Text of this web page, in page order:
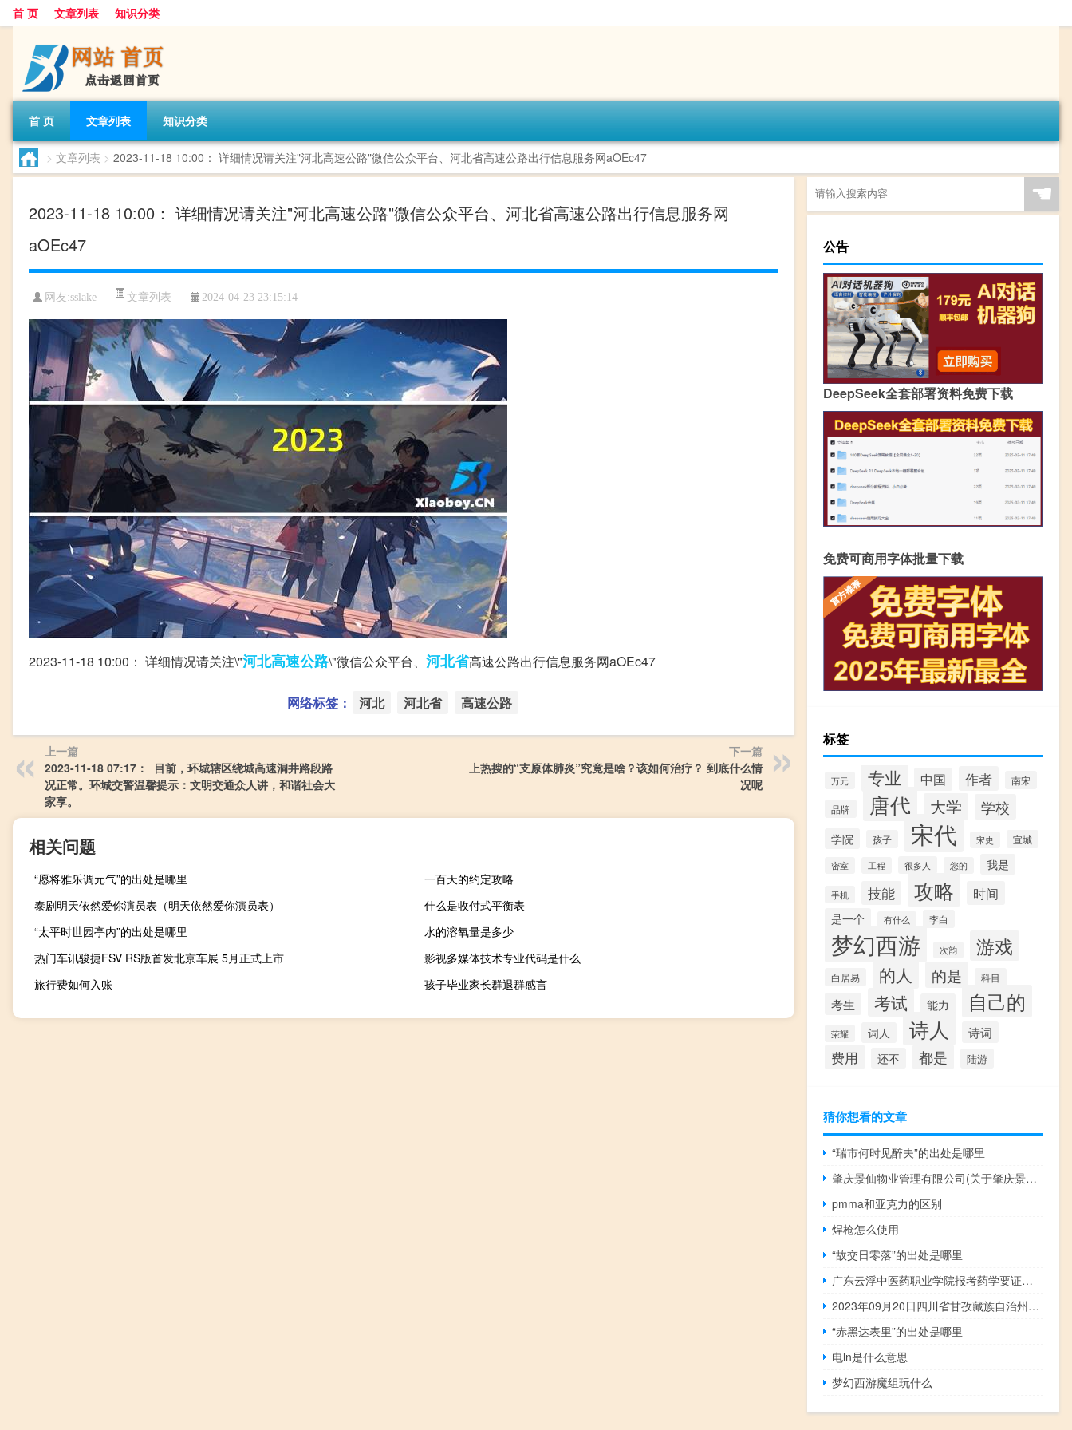
首 页 文章列表 知识分类
首 页 文章列表 知识分类
> 文章列表 > 2023-11-18 10:00： 详细情况请关注"河北高速公路"微信公众平台、河北省高速公路出行信息服务网aOEc47 ​​​
2023-11-18 10:00： 详细情况请关注"河北高速公路"微信公众平台、河北省高速公路出行信息服务网
aOEc47 ​​​
网友:sslake 文章列表 2024-04-23 23:15:14
2023-11-18 10:00： 详细情况请关注\"河北高速公路\"微信公众平台、 河北省高速公路出行信息服务网aOEc47 ​​​
网络标签： 河北 河北省 高速公路
上一篇
2023-11-18 07:17： 目前，环城辖区绕城高速洞井路段路
况正常。环城交警温馨提示：文明交通众人讲，和谐社会大
家享。 ​​​
下一篇
上热搜的“支原体肺炎”究竟是啥？该如何治疗？ 到底什么情
况呢
相关问题
“愿将雅乐调元气”的出处是哪里
一百天的约定攻略
泰剧明天依然爱你演员表（明天依然爱你演员表）
什么是收付式平衡表
“太平时世园亭内”的出处是哪里
水的溶氧量是多少
热门车讯骏捷FSV RS版首发北京车展 5月正式上市
影视多媒体技术专业代码是什么
旅行费如何入账
孩子毕业家长群退群感言
☚
公告
DeepSeek全套部署资料免费下载
免费可商用字体批量下载
标签
万元 专业 中国 作者 南宋
品牌 唐代 大学 学校
学院 孩子 宋代 宋史 宣城
密室 工程 很多人 您的 我是
手机 技能 攻略 时间
是一个 有什么 李白
梦幻西游 次韵 游戏
白居易 的人 的是 科目
考生 考试 能力 自己的
荣耀 词人 诗人 诗词
费用 还不 都是 陆游
猜你想看的文章
“瑞市何时见醉夫”的出处是哪里
肇庆景仙物业管理有限公司(关于肇庆景仙物业管理有限公司简述)
pmma和亚克力的区别
焊枪怎么使用
“故交日零落”的出处是哪里
广东云浮中医药职业学院报考药学要证书吗 广东云浮中医药职业学院
2023年09月20日四川省甘孜藏族自治州疫情大数据-今日/今天疫情全网搜索最新实时消息动态情况通知播报
“赤黑达表里”的出处是哪里
电ln是什么意思
梦幻西游魔组玩什么